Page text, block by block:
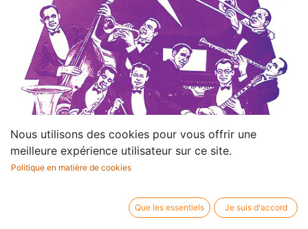
Nous utilisons des cookies pour vous offrir une
meilleure expérience utilisateur sur ce site.
Politique en matière de cookies
Que les essentiels Je suis d'accord